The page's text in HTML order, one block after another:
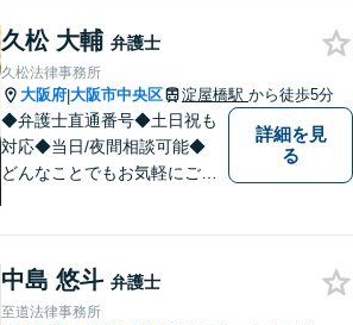
婚・刑事事件・相続など何で
もご相談ください。
久松 大輔 弁護士
久松法律事務所
大阪府|大阪市中央区 淀屋橋駅 から徒歩5分
◆弁護士直通番号◆土日祝も
対応◆当日/夜間相談可能◆
どんなことでもお気軽にご相
詳細を見
る
中島 悠斗 弁護士
至道法律事務所